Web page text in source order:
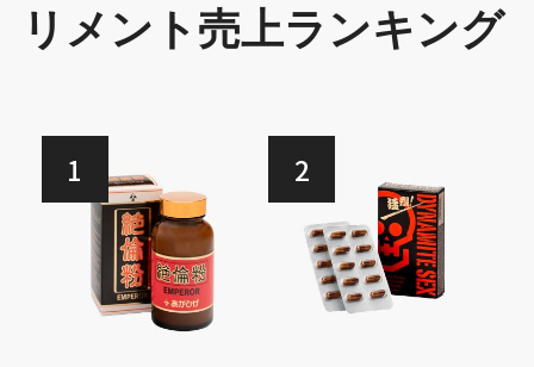
リメント売上ランキング
1 2